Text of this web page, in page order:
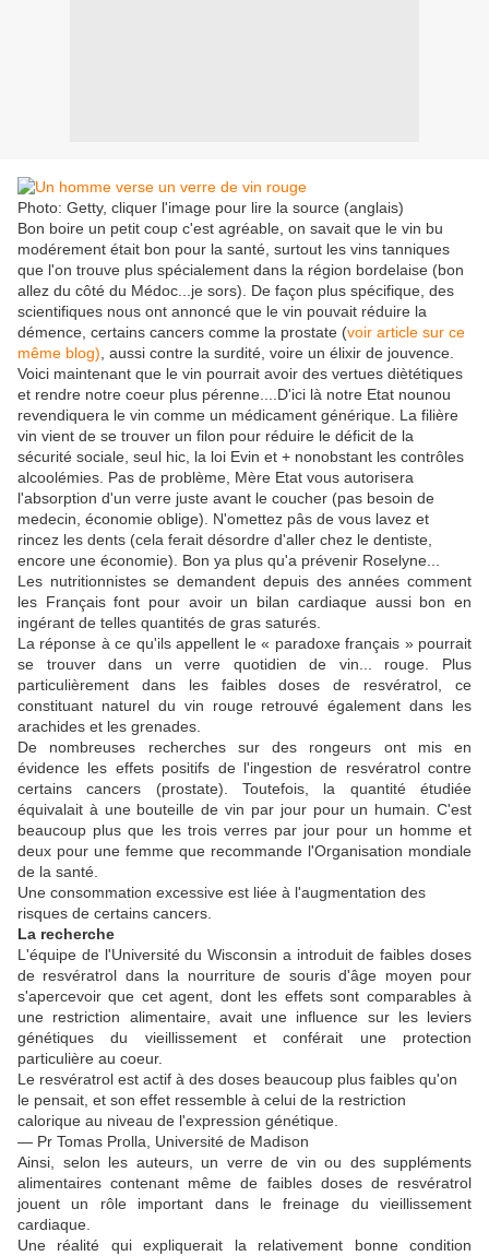
Photo: Getty, cliquer l'image pour lire la source (anglais)
Bon boire un petit coup c'est agréable, on savait que le vin bu
modérement était bon pour la santé, surtout les vins tanniques
que l'on trouve plus spécialement dans la région bordelaise (bon
allez du côté du Médoc...je sors). De façon plus spécifique, des
scientifiques nous ont annoncé que le vin pouvait réduire la
démence, certains cancers comme la prostate (voir article sur ce
même blog) , aussi contre la surdité, voire un élixir de jouvence.
Voici maintenant que le vin pourrait avoir des vertues diètétiques
et rendre notre coeur plus pérenne....D'ici là notre Etat nounou
revendiquera le vin comme un médicament générique. La filière
vin vient de se trouver un filon pour réduire le déficit de la
sécurité sociale, seul hic, la loi Evin et + nonobstant les contrôles
alcoolémies. Pas de problème, Mère Etat vous autorisera
l'absorption d'un verre juste avant le coucher (pas besoin de
medecin, économie oblige). N'omettez pâs de vous lavez et
rincez les dents (cela ferait désordre d'aller chez le dentiste,
encore une économie). Bon ya plus qu'a prévenir Roselyne...
Les nutritionnistes se demandent depuis des années comment
les Français font pour avoir un bilan cardiaque aussi bon en
ingérant de telles quantités de gras saturés.
La réponse à ce qu'ils appellent le « paradoxe français » pourrait
se trouver dans un verre quotidien de vin... rouge. Plus
particulièrement dans les faibles doses de resvératrol, ce
constituant naturel du vin rouge retrouvé également dans les
arachides et les grenades.
De nombreuses recherches sur des rongeurs ont mis en
évidence les effets positifs de l'ingestion de resvératrol contre
certains cancers (prostate). Toutefois, la quantité étudiée
équivalait à une bouteille de vin par jour pour un humain. C'est
beaucoup plus que les trois verres par jour pour un homme et
deux pour une femme que recommande l'Organisation mondiale
de la santé.
Une consommation excessive est liée à l'augmentation des
risques de certains cancers.
La recherche
L'équipe de l'Université du Wisconsin a introduit de faibles doses
de resvératrol dans la nourriture de souris d'âge moyen pour
s'apercevoir que cet agent, dont les effets sont comparables à
une restriction alimentaire, avait une influence sur les leviers
génétiques du vieillissement et conférait une protection
particulière au coeur.
Le resvératrol est actif à des doses beaucoup plus faibles qu'on
le pensait, et son effet ressemble à celui de la restriction
calorique au niveau de l'expression génétique.
— Pr Tomas Prolla, Université de Madison
Ainsi, selon les auteurs, un verre de vin ou des suppléments
alimentaires contenant même de faibles doses de resvératrol
jouent un rôle important dans le freinage du vieillissement
cardiaque.
Une réalité qui expliquerait la relativement bonne condition